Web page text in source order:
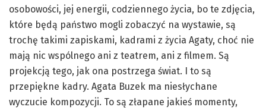
osobowości, jej energii, codziennego życia, bo te zdjęcia,
które będą państwo mogli zobaczyć na wystawie, są
trochę takimi zapiskami, kadrami z życia Agaty, choć nie
mają nic wspólnego ani z teatrem, ani z filmem. Są
projekcją tego, jak ona postrzega świat. I to są
przepiękne kadry. Agata Buzek ma niesłychane
wyczucie kompozycji. To są złapane jakieś momenty,